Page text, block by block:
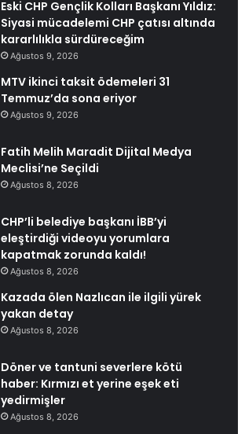
Eski CHP Gençlik Kolları Başkanı Yıldız:
Siyasi mücadelemi CHP çatısı altında
kararlılıkla sürdüreceğim
Ağustos 9, 2026
MTV ikinci taksit ödemeleri 31
Temmuz’da sona eriyor
Ağustos 9, 2026
Fatih Melih Maradit Dijital Medya
Meclisi’ne Seçildi
Ağustos 8, 2026
CHP’li belediye başkanı İBB’yi
eleştirdiği videoyu yorumlara
kapatmak zorunda kaldı!
Ağustos 8, 2026
Kazada ölen Nazlıcan ile ilgili yürek
yakan detay
Ağustos 8, 2026
Döner ve tantuni severlere kötü
haber: Kırmızı et yerine eşek eti
yedirmişler
Ağustos 8, 2026